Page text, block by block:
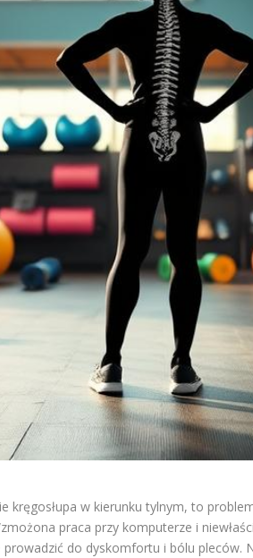
kręgosłupa w kierunku tylnym, to
praca przy komputerze i
do dyskomfortu i bólu pleców.